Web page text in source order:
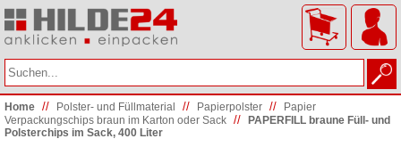
Home // Polster- und Füllmaterial // Papierpolster //
Papier
Verpackungschips braun im Karton oder Sack //
PAPERFILL braune Füll- und
Polsterchips im Sack, 400 Liter